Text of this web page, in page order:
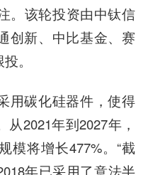
。该轮投资由中钛信
创新、中比基金、赛
。
用碳化硅器件，使得
2021年到2027年，
模将增长477%。“截
年已采用了意法半